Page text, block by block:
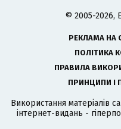
© 2005-2026,
РЕКЛАМА НА
ПОЛІТИКА
ПРАВИЛА
ПРИНЦИПИ І
Використання матеріалів
інтернет-видань -